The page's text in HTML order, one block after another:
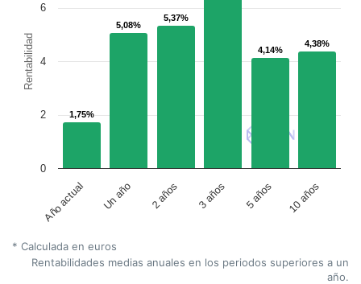
Rentabilidad
1,75%
1,75%
5,08%
5,08%
5,37%
5,37%
4,14%
4,14%
4,38%
4,38%
Año actual Un año 2 años 3 años 5 años 10 años
0
2
4
6
* Calculada en euros
Rentabilidades medias anuales en los periodos superiores a un
año.